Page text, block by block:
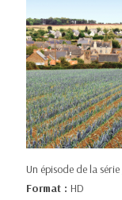
Un épisode de la série
Format : HD